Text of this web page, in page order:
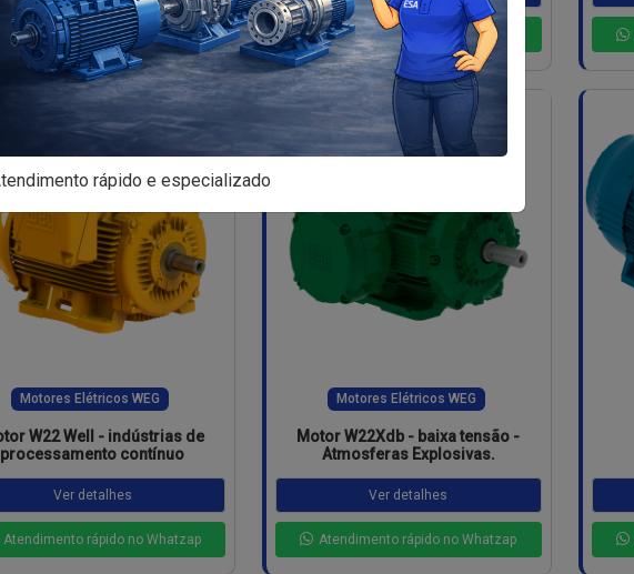
rápido e especializado
Atendimento rápido no Whatzap Atendimento rápido no Whatzap
Motores Elétricos WEG
W22 Well - indústrias de
processamento contínuo
Ver detalhes
Atendimento rápido no Whatzap
Motores Elétricos WEG
Motor W22Xdb - baixa tensão -
Atmosferas Explosivas.
Ver detalhes
Atendimento rápido no Whatzap